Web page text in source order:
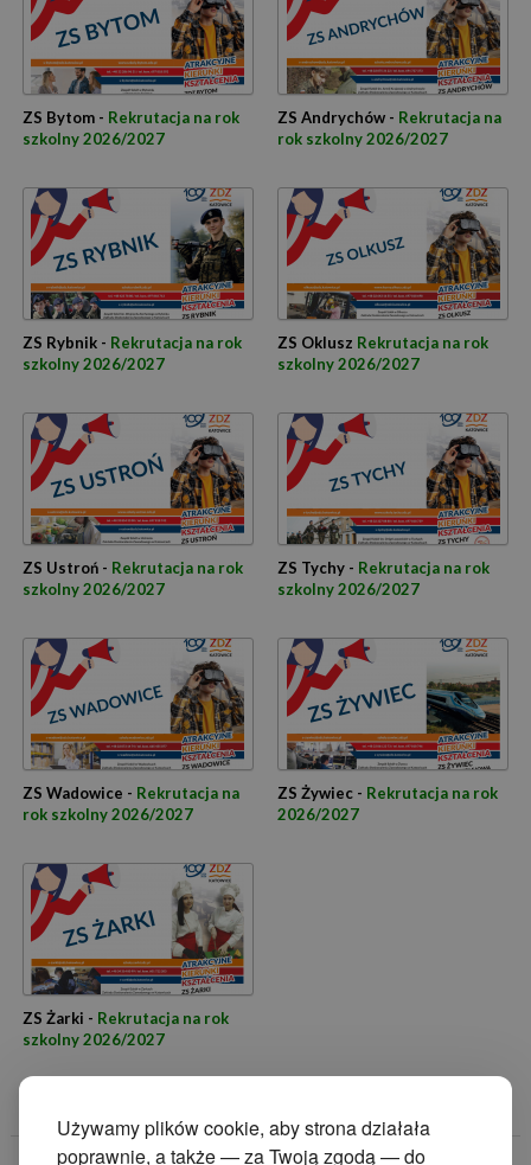
Używamy plików cookie, aby strona działała
poprawnie, a także — za Twoją zgodą — do
ZS Bytom - Rekrutacja na rok
szkolny 2026/2027
ZS Andrychów - Rekrutacja na
rok szkolny 2026/2027
ZS Rybnik - Rekrutacja na rok
szkolny 2026/2027
ZS Oklusz Rekrutacja na rok
szkolny 2026/2027
ZS Ustroń - Rekrutacja na rok
szkolny 2026/2027
ZS Tychy - Rekrutacja na rok
szkolny 2026/2027
ZS Wadowice - Rekrutacja na
rok szkolny 2026/2027
ZS Żywiec - Rekrutacja na rok
2026/2027
ZS Żarki - Rekrutacja na rok
szkolny 2026/2027